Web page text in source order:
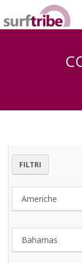
KITESURF
SUP
FILTRI